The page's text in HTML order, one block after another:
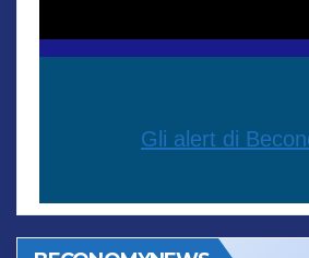
Gli alert di